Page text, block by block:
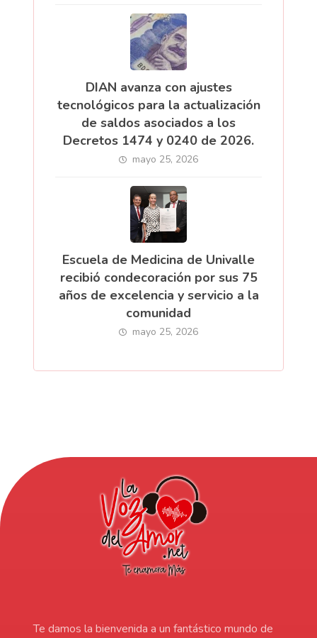
DIAN avanza con ajustes
tecnológicos para la actualización
de saldos asociados a los
Decretos 1474 y 0240 de 2026.
mayo 25, 2026
Escuela de Medicina de Univalle
recibió condecoración por sus 75
años de excelencia y servicio a la
comunidad
mayo 25, 2026
Te damos la bienvenida a un fantástico mundo de